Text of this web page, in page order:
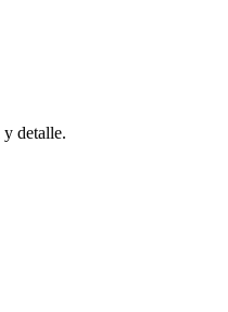
y detalle.